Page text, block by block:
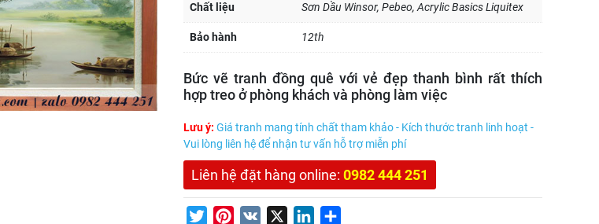
Chất liệu Sơn Dầu Winsor, Pebeo, Acrylic Basics Liquitex
Bảo hành 12th
Bức vẽ tranh đồng quê với vẻ đẹp thanh bình rất thích
hợp treo ở phòng khách và phòng làm việc
Lưu ý: Giá tranh mang tính chất tham khảo - Kích thước tranh linh hoạt -
Vui lòng liên hệ để nhận tư vấn hỗ trợ miễn phí
Liên hệ đặt hàng online: 0982 444 251
TwitterPinterest
VK LinkedIn